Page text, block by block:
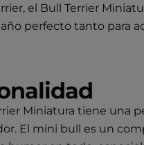
el Bull Terrier
perfecto tanto para
Miniatura tiene una
El mini bull es un